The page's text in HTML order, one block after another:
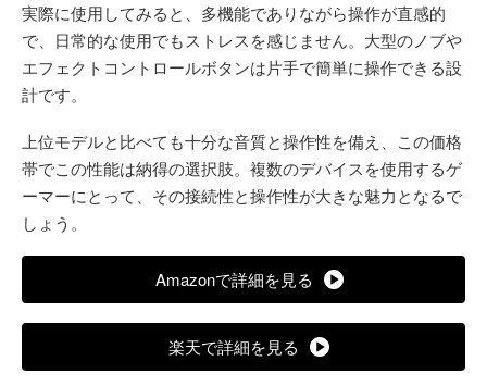
実際に使用してみると、多機能でありながら操作が直感的
で、日常的な使用でもストレスを感じません。大型のノブや
エフェクトコントロールボタンは片手で簡単に操作できる設
計です。
上位モデルと比べても十分な音質と操作性を備え、この価格
帯でこの性能は納得の選択肢。複数のデバイスを使用するゲ
ーマーにとって、その接続性と操作性が大きな魅力となるで
しょう。
Amazonで詳細を見る
楽天で詳細を見る